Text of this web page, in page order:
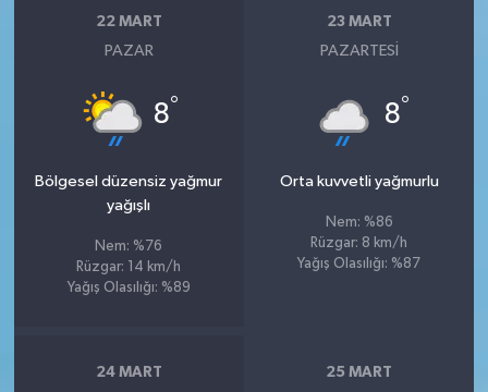
22 MART
PAZAR
8°
Bölgesel düzensiz yağmur
yağışlı
Nem: %76
Rüzgar: 14 km/h
Yağış Olasılığı: %89
23 MART
PAZARTESI
8°
Orta kuvvetli yağmurlu
Nem: %86
Rüzgar: 8 km/h
Yağış Olasılığı: %87
24 MART 25 MART